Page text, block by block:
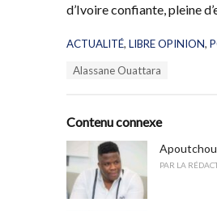
d’Ivoire confiante, pleine
C
o
r
i
e
s
:
ACTUALITÉ, LIBRE OPINION,
:
Alassane Ouattara
Contenu connexe
Apoutchou
PAR LA